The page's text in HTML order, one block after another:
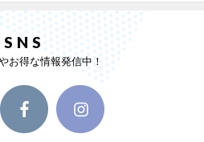
SNS
お得な情報発信中！